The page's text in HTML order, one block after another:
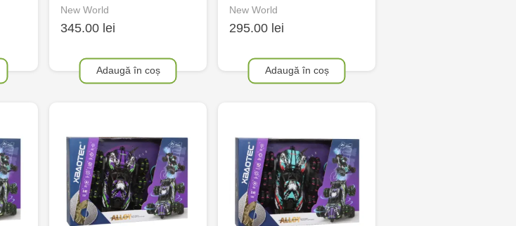
New World
345.00 lei
Adaugă în coș
New World
295.00 lei
Adaugă în coș